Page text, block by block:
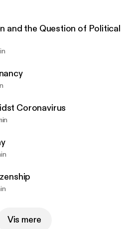
and the Question of Political
Coronavirus
Vis mere